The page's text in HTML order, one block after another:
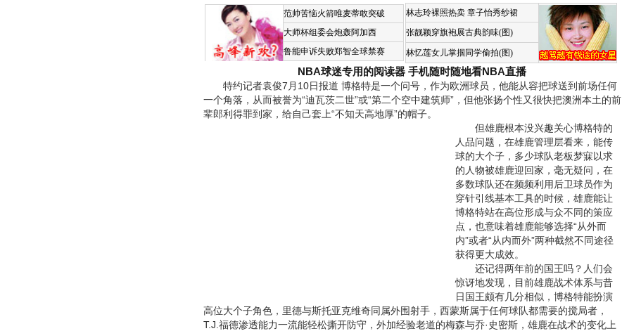
范帅苦恼火箭唯麦蒂敢突破
大师杯组委会炮轰阿加西
鲁能申诉失败郑智全球禁赛
林志玲裸照热卖 章子怡秀纱裙
张靓颖穿旗袍展古典韵味(图)
林忆莲女儿掌掴同学偷拍(图)
NBA球迷专用的阅读器 手机随时随地看NBA直播
特约记者袁俊7月10日报道 博格特是一个问号，作为欧洲球员，他能从容把球送到前场任何
一个角落，从而被誉为“迪瓦茨二世”或“第二个空中建筑师”，但他张扬个性又很快把澳洲本土的前
辈郎利得罪到家，给自己套上“不知天高地厚”的帽子。
但雄鹿根本没兴趣关心博格特的
人品问题，在雄鹿管理层看来，能传
球的大个子，多少球队老板梦寐以求
的人物被雄鹿迎回家，毫无疑问，在
多数球队还在频频利用后卫球员作为
穿针引线基本工具的时候，雄鹿能让
博格特站在高位形成与众不同的策应
点，也意味着雄鹿能够选择“从外而
内”或者“从内而外”两种截然不同途径
获得更大成效。
还记得两年前的国王吗？人们会
惊讶地发现，目前雄鹿战术体系与昔
日国王颇有几分相似，博格特能扮演
高位大个子角色，里德与斯托亚克维奇同属外围射手，西蒙斯属于任何球队都需要的搅局者，
T.J.福德渗透能力一流能轻松撕开防守，外加经验老道的梅森与乔·史密斯，雄鹿在战术的变化上